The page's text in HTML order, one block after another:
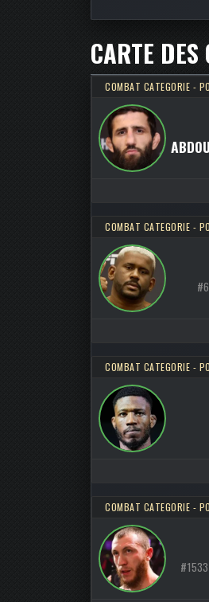
CARTE
COMBAT CATEGORIE -
#568
COMBAT CATEGORIE -
COMBAT CATEGORIE -
COMBAT CATEGORIE -
#1533